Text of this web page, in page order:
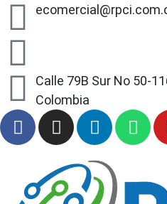
Calle 79B Sur No 50-
Colombia